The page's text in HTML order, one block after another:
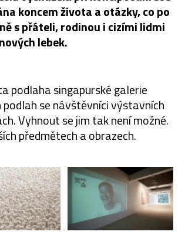
koncem života a otázky, co po
s přáteli, rodinou i cizími lidmi
lebek.
podlaha singapurské galerie
se návštěvníci výstavních
Vyhnout se jim tak není možné.
předmětech a obrazech.